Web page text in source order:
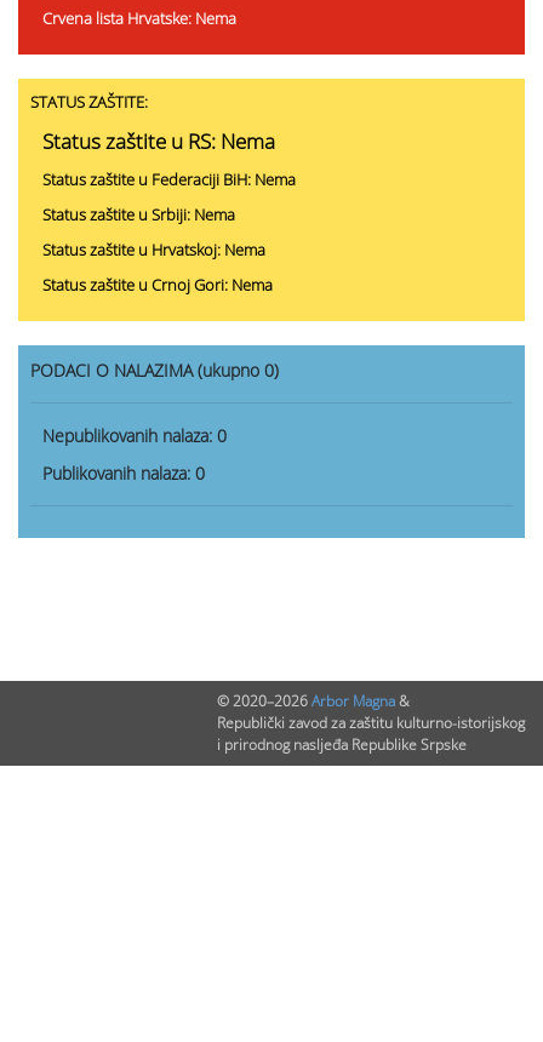
Crvena lista Hrvatske: Nema
STATUS ZAŠTITE:
Status zaštite u RS: Nema
Status zaštite u Federaciji BiH: Nema
Status zaštite u Srbiji: Nema
Status zaštite u Hrvatskoj: Nema
Status zaštite u Crnoj Gori: Nema
PODACI O NALAZIMA (ukupno 0)
Nepublikovanih nalaza: 0
Publikovanih nalaza: 0
© 2020–2026Arbor Magna&
Republički zavod za zaštitu kulturno-istorijskog
i prirodnog nasljeđa Republike Srpske